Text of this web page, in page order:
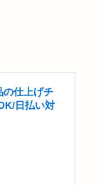
の仕上げチ
日払い対